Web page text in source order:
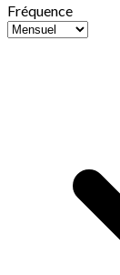
Fréquence